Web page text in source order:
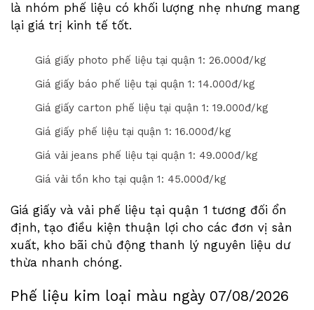
là nhóm phế liệu có khối lượng nhẹ nhưng mang
lại giá trị kinh tế tốt.
Giá giấy photo phế liệu tại quận 1: 26.000đ/kg
Giá giấy báo phế liệu tại quận 1: 14.000đ/kg
Giá giấy carton phế liệu tại quận 1: 19.000đ/kg
Giá giấy phế liệu tại quận 1: 16.000đ/kg
Giá vải jeans phế liệu tại quận 1: 49.000đ/kg
Giá vải tồn kho tại quận 1: 45.000đ/kg
Giá giấy và vải phế liệu tại quận 1 tương đối ổn
định, tạo điều kiện thuận lợi cho các đơn vị sản
xuất, kho bãi chủ động thanh lý nguyên liệu dư
thừa nhanh chóng.
Phế liệu kim loại màu ngày 07/08/2026